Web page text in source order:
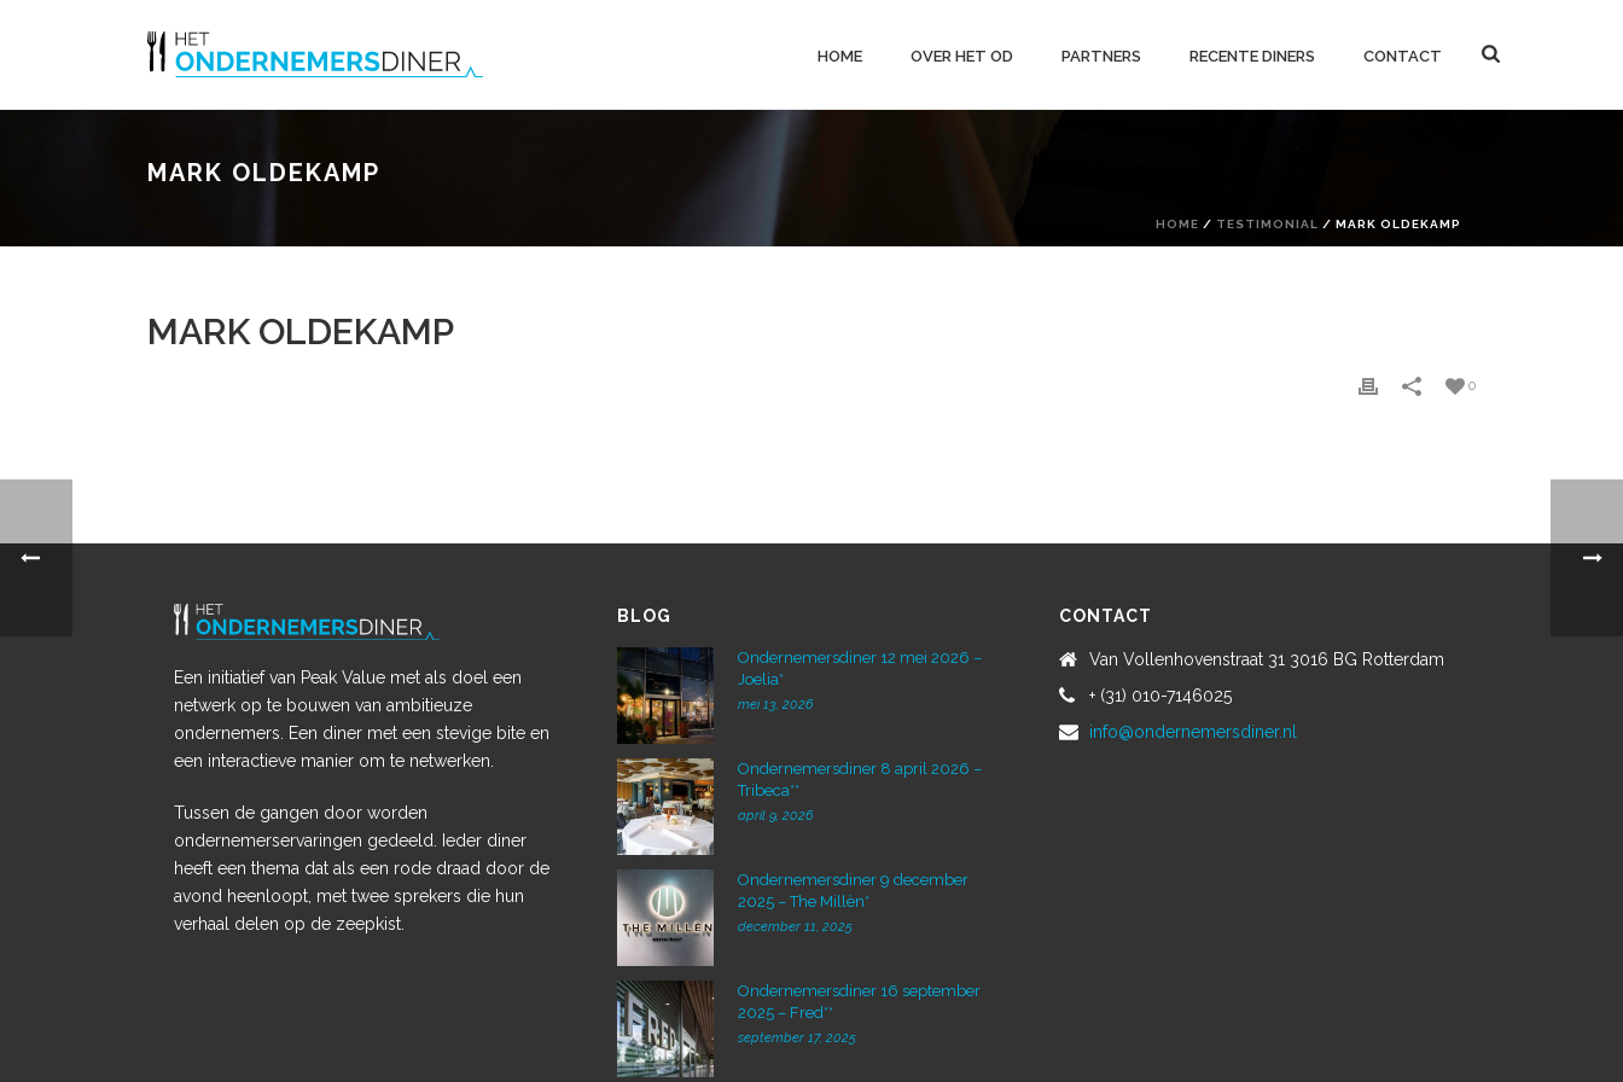
HOME OVER HET OD PARTNERS RECENTE DINERS CONTACT
MARK OLDEKAMP
HOME / TESTIMONIAL / MARK OLDEKAMP
MARK OLDEKAMP
0
Een initiatief van Peak Value met als doel een
netwerk op te bouwen van ambitieuze
ondernemers. Een diner met een stevige bite en
een interactieve manier om te netwerken.
Tussen de gangen door worden
ondernemerservaringen gedeeld. Ieder diner
heeft een thema dat als een rode draad door de
avond heenloopt, met twee sprekers die hun
verhaal delen op de zeepkist.
BLOG
Ondernemersdiner 12 mei 2026 –
Joelia*
mei 13, 2026
Ondernemersdiner 8 april 2026 –
Tribeca**
april 9, 2026
Ondernemersdiner 9 december
2025 – The Millèn*
december 11, 2025
Ondernemersdiner 16 september
2025 – Fred**
september 17, 2025
CONTACT
Van Vollenhovenstraat 31 3016 BG Rotterdam
+ (31) 010-7146025
info@ondernemersdiner.nl